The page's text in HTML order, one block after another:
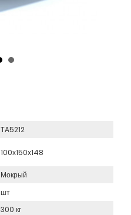
TA5212
100х150х148
Мокрый
шт
300 кг